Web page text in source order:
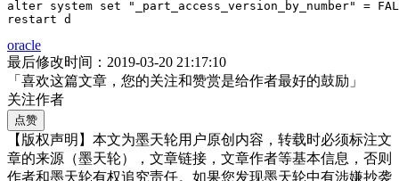
alter system set "_part_access_version_by_number" =
restart d
oracle
最后修改时间：2019-03-20 21:17:10
「喜欢这篇文章，您的关注和赞赏是给作者最好的鼓励」
关注作者
点赞
【版权声明】本文为墨天轮用户原创内容，转载时必须标注文
章的来源（墨天轮），文章链接，文章作者等基本信息，否则
作者和墨天轮有权追究责任。如果您发现墨天轮中有涉嫌抄袭